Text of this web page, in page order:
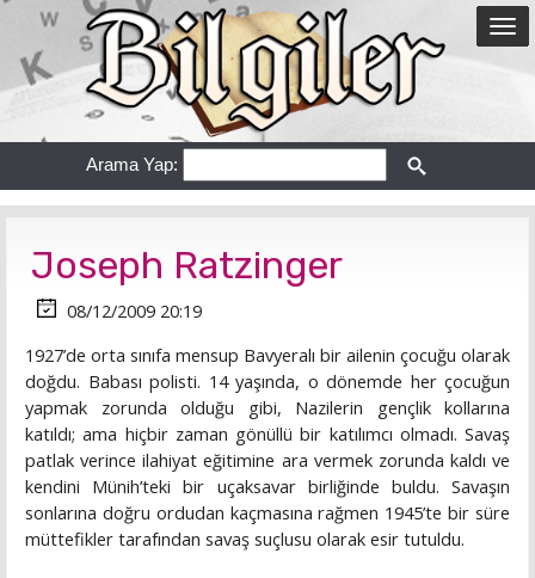
Arama Yap:
Joseph Ratzinger
08/12/2009 20:19
1927’de orta sınıfa mensup Bavyeralı bir ailenin çocuğu olarak
doğdu. Babası polisti. 14 yaşında, o dönemde her çocuğun
yapmak zorunda olduğu gibi, Nazilerin gençlik kollarına
katıldı; ama hiçbir zaman gönüllü bir katılımcı olmadı. Savaş
patlak verince ilahiyat eğitimine ara vermek zorunda kaldı ve
kendini Münih’teki bir uçaksavar birliğinde buldu. Savaşın
sonlarına doğru ordudan kaçmasına rağmen 1945’te bir süre
müttefikler tarafından savaş suçlusu olarak esir tutuldu.